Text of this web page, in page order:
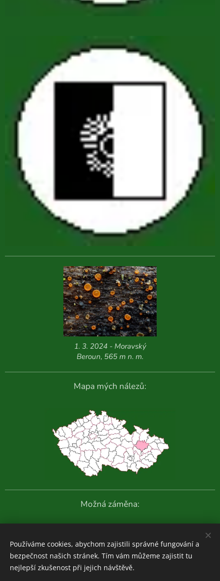
1. 3. 2024 - Moravský
Beroun, 565 m n. m.
Mapa mých nálezů:
Možná záměna:
Další fotografie:
Používáme cookies, abychom zajistili správné fungování a
bezpečnost našich stránek. Tím vám můžeme zajistit tu
nejlepší zkušenost při jejich návštěvě.